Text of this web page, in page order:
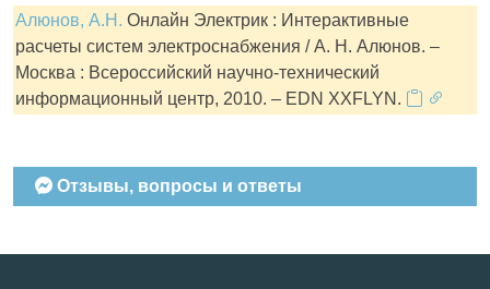
Алюнов, А.Н. Онлайн Электрик : Интерактивные
расчеты систем электроснабжения / А. Н. Алюнов. –
Москва : Всероссийский научно-технический
информационный центр, 2010. – EDN XXFLYN.
Отзывы, вопросы и ответы